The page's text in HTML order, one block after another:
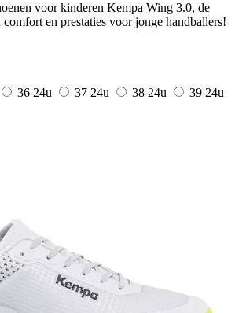
voor kinderen Kempa Wing 3.0, de
en prestaties voor jonge handballers!
36 24u 37 24u 38 24u 39 24u